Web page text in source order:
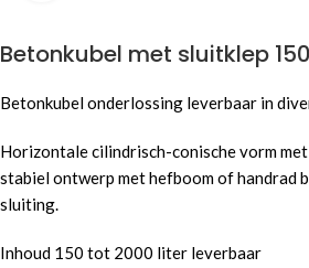
Betonkubel met sluitklep
Betonkubel onderlossing leverbaar in
Horizontale cilindrisch-conische vorm
stabiel ontwerp met hefboom of handrad
sluiting.
Inhoud 150 tot 2000 liter leverbaar